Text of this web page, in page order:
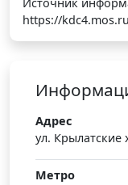
https://
Адрес
ул. Крылатские
Метро